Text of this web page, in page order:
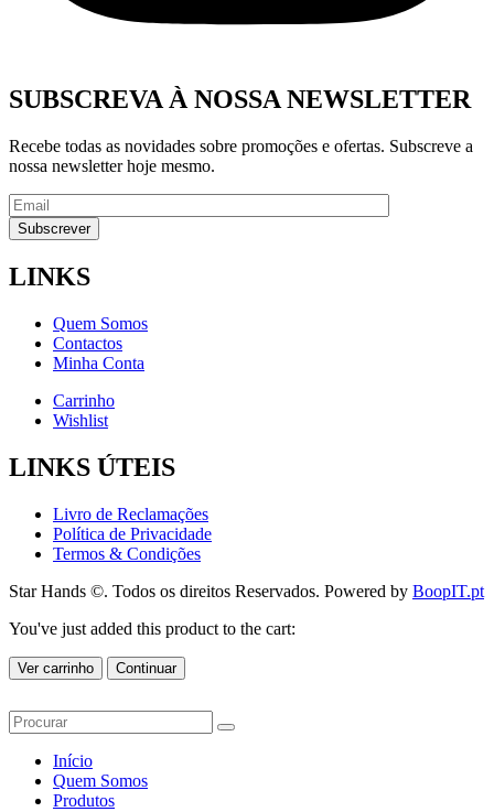
SUBSCREVA À NOSSA NEWSLETTER
Recebe todas as novidades sobre promoções e ofertas. Subscreve a
nossa newsletter hoje mesmo.
LINKS
Quem Somos
Contactos
Minha Conta
Carrinho
Wishlist
LINKS ÚTEIS
Livro de Reclamações
Política de Privacidade
Termos & Condições
Star Hands ©. Todos os direitos Reservados. Powered by BoopIT.pt
You've just added this product to the cart:
Ver carrinho Continuar
Início
Quem Somos
Produtos